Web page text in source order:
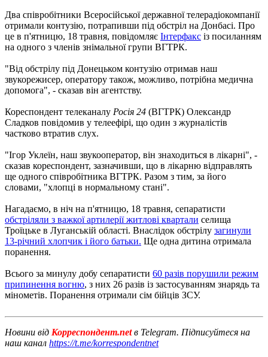
Два співробітники Всеросійської державної телерадіокомпанії
отримали контузію, потрапивши під обстріл на Донбасі. Про
це в п'ятницю, 18 травня, повідомляє Інтерфакс із посиланням
на одного з членів знімальної групи ВГТРК.
"Від обстрілу під Донецьком контузію отримав наш
звукорежисер, оператору також, можливо, потрібна медична
допомога", - сказав він агентству.
Кореспондент телеканалу Росія 24 (ВГТРК) Олександр
Сладков повідомив у телеефірі, що один з журналістів
частково втратив слух.
"Ігор Уклеїн, наш звукооператор, він знаходиться в лікарні", -
сказав кореспондент, зазначивши, що в лікарню відправлять
ще одного співробітника ВГТРК. Разом з тим, за його
словами, "хлопці в нормальному стані".
Нагадаємо, в ніч на п'ятницю, 18 травня, сепаратисти
обстріляли з важкої артилерії житлові квартали селища
Троїцьке в Луганській області. Внаслідок обстрілу загинули
13-річний хлопчик і його батьки. Ще одна дитина отримала
поранення.
Всього за минулу добу сепаратисти 60 разів порушили режим
припинення вогню, з них 26 разів із застосуванням знарядь та
мінометів. Поранення отримали сім бійців ЗСУ.
Новини від Корреспондент.netв Telegram. Підписуйтеся на
наш канал https://t.me/korrespondentnet